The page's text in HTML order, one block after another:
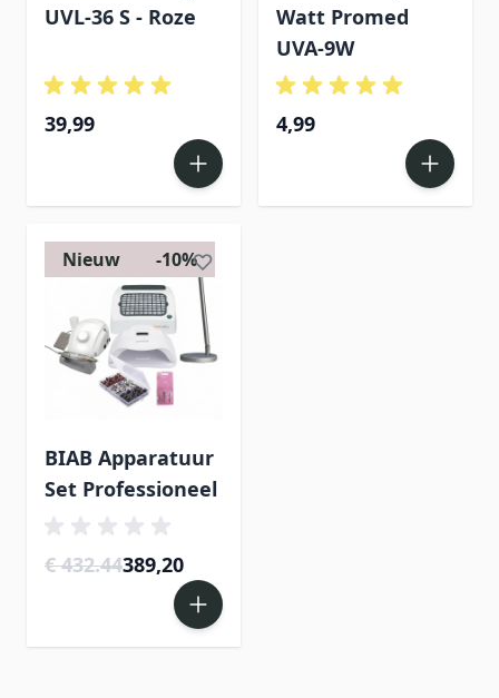
UVL-36 S - Roze
39,99
Watt Promed
UVA-9W
4,99
Nieuw -10%
BIAB Apparatuur
Set Professioneel
€ 432.44389,20